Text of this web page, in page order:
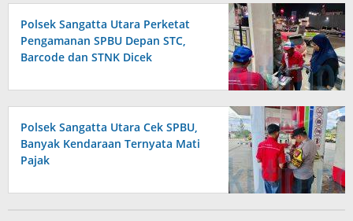
Polsek Sangatta Utara Perketat
Pengamanan SPBU Depan STC,
Barcode dan STNK Dicek
Polsek Sangatta Utara Cek SPBU,
Banyak Kendaraan Ternyata Mati
Pajak